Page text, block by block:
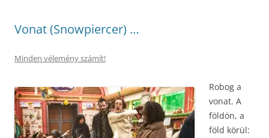
Vonat (Snowpiercer) …
Minden vélemény számít!
Robog a
vonat. A
földön, a
föld körül: